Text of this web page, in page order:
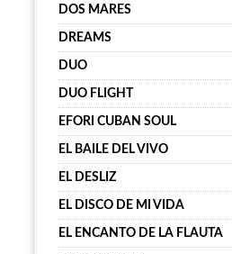
DOS MARES
DREAMS
DUO
DUO FLIGHT
EFORI CUBAN SOUL
EL BAILE DEL VIVO
EL DESLIZ
EL DISCO DE MI VIDA
EL ENCANTO DE LA FLAUTA